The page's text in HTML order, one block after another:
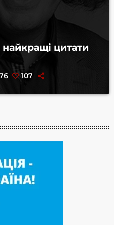
найкращі цитати
107